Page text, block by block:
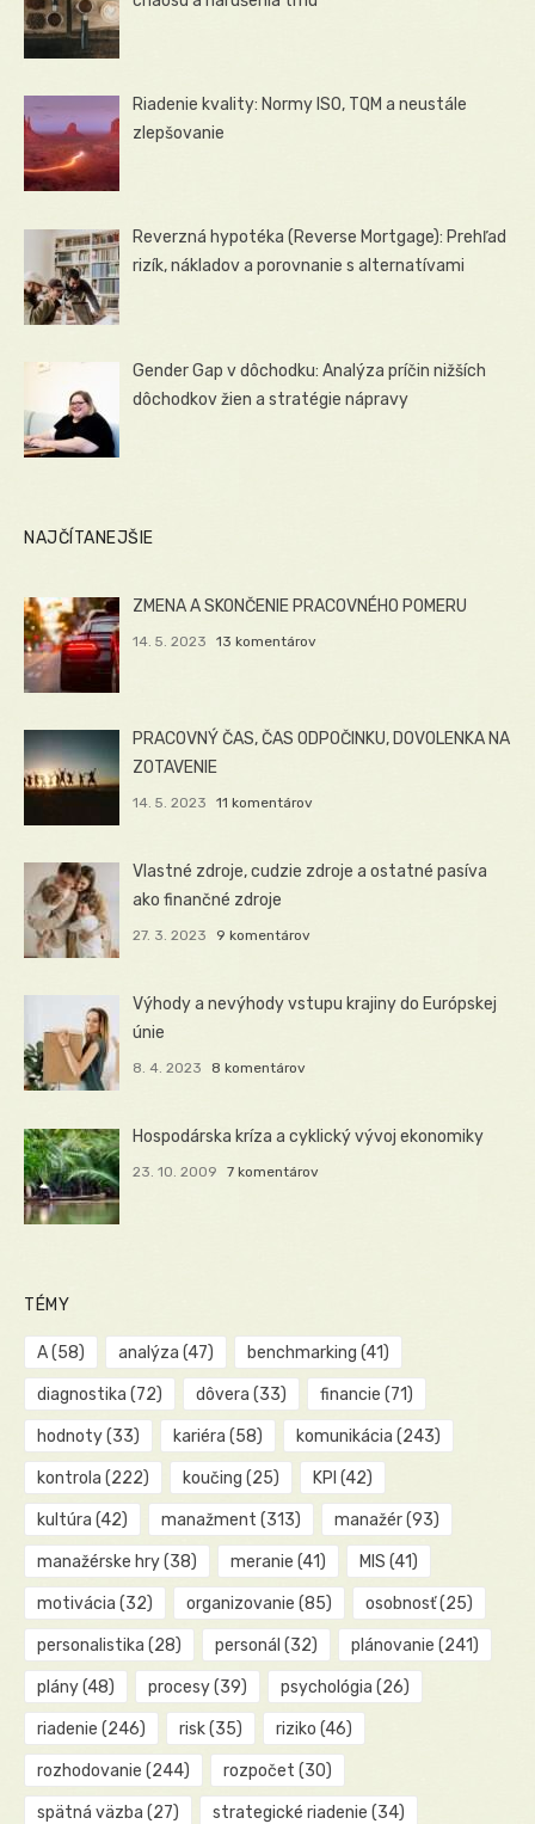
Riadenie kvality: Normy ISO, TQM a neustále
zlepšovanie
Reverzná hypotéka (Reverse Mortgage): Prehľad
rizík, nákladov a porovnanie s alternatívami
Gender Gap v dôchodku: Analýza príčin nižších
dôchodkov žien a stratégie nápravy
NAJČÍTANEJŠIE
ZMENA A SKONČENIE PRACOVNÉHO POMERU
14. 5. 2023 13 komentárov
PRACOVNÝ ČAS, ČAS ODPOČINKU, DOVOLENKA NA
ZOTAVENIE
14. 5. 2023 11 komentárov
Vlastné zdroje, cudzie zdroje a ostatné pasíva
ako finančné zdroje
27. 3. 2023 9 komentárov
Výhody a nevýhody vstupu krajiny do Európskej
únie
8. 4. 2023 8 komentárov
Hospodárska kríza a cyklický vývoj ekonomiky
23. 10. 2009 7 komentárov
TÉMY
A(58) analýza (47) benchmarking (41)
diagnostika (72) dôvera (33) financie (71)
hodnoty(33) kariéra (58) komunikácia (243)
kontrola (222) koučing (25) KPI (42)
kultúra (42) manažment (313) manažér(93)
manažérske hry(38) meranie (41) MIS (41)
motivácia (32) organizovanie (85) osobnosť(25)
personalistika (28) personál (32) plánovanie (241)
plány(48) procesy(39) psychológia (26)
riadenie (246) risk(35) riziko (46)
rozhodovanie (244) rozpočet (30)
spätná väzba (27) strategické riadenie (34)